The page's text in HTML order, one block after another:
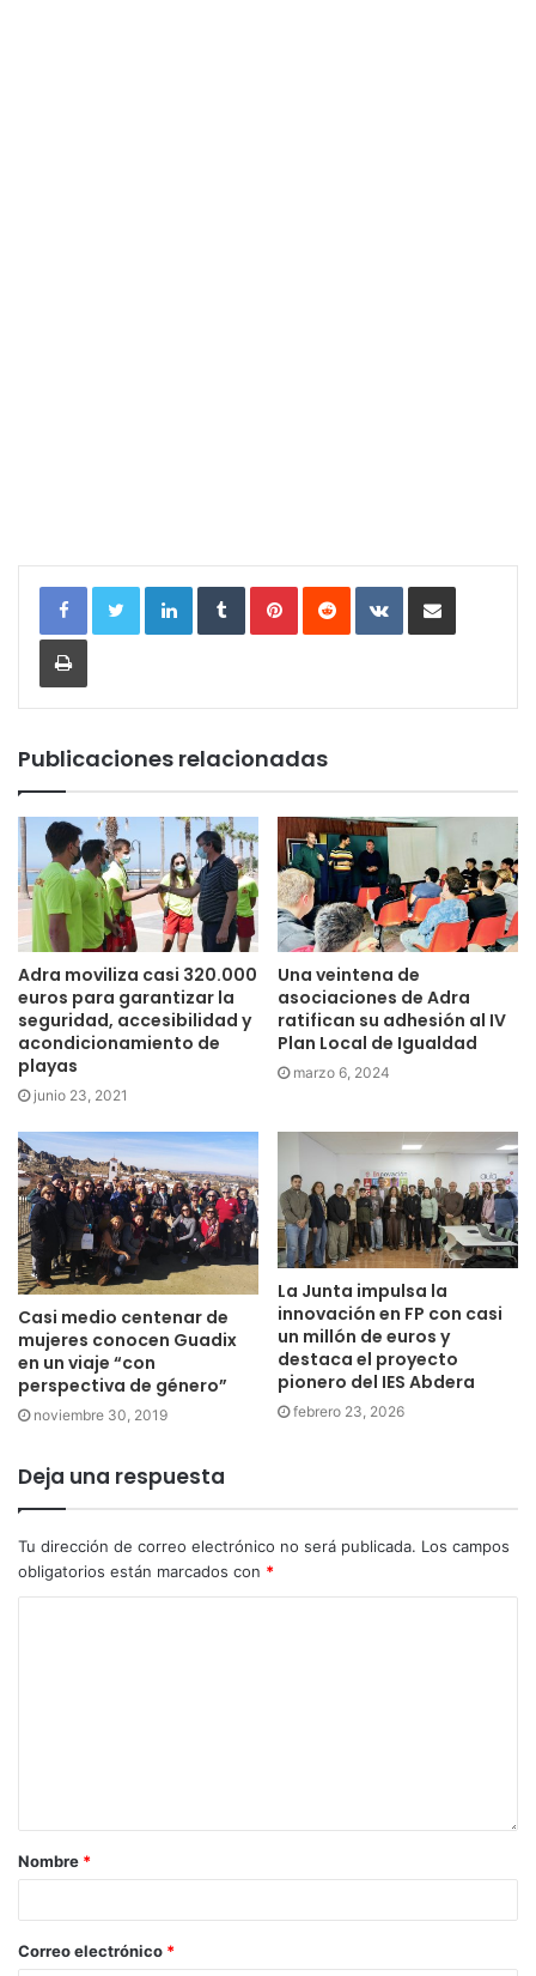
LinkedInTumblrPinterestReddit VKontakteCompartir por correo
Imprimir
Publicaciones relacionadas
Adra moviliza casi 320.000
euros para garantizar la
seguridad, accesibilidad y
acondicionamiento de
playas
junio 23, 2021
Una veintena de
asociaciones de Adra
ratifican su adhesión al IV
Plan Local de Igualdad
marzo 6, 2024
Casi medio centenar de
mujeres conocen Guadix
en un viaje “con
perspectiva de género”
noviembre 30, 2019
La Junta impulsa la
innovación en FP con casi
un millón de euros y
destaca el proyecto
pionero del IES Abdera
febrero 23, 2026
Deja una respuesta
Tu dirección de correo electrónico no será publicada. Los campos
obligatorios están marcados con *
Nombre *
Correo electrónico *